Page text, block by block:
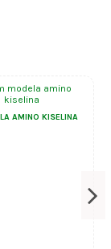
AMINO KISELINA